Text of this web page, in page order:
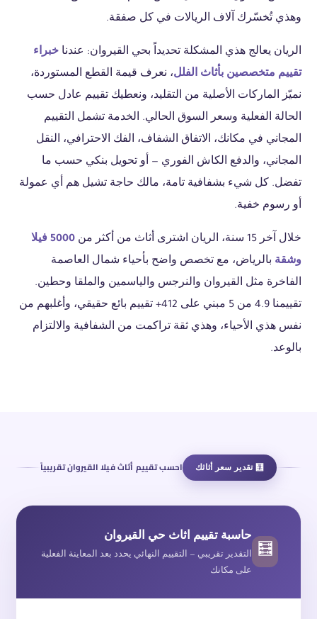
وهذي تُخسّرك آلاف الريالات في كل صفقة.
الريان يعالج هذي المشكلة تحديداً بحي القيروان: عندنا خبراء
تقييم متخصصين بأثاث الفلل، نعرف قيمة القطع المستوردة،
نميّز الماركات الأصلية من التقليد، ونعطيك تقييم عادل حسب
الحالة الفعلية وسعر السوق الحالي. الخدمة تشمل التقييم
المجاني في مكانك، الاتفاق الشفاف، الفك الاحترافي، النقل
المجاني، والدفع الكاش الفوري — أو تحويل بنكي حسب ما
تفضل. كل شيء بشفافية تامة، مالك حاجة تشيل هم أي عمولة
أو رسوم خفية.
خلال آخر 15 سنة، الريان اشترى أثاث من أكثر من
5000 فيلا
وشقة بالرياض، مع تخصص واضح بأحياء شمال العاصمة
الفاخرة مثل القيروان والنرجس والياسمين والملقا وحطين.
تقييمنا 4.9 من 5 مبني على 412+ تقييم بائع حقيقي، وأغلبهم من
نفس هذي الأحياء، وهذي ثقة تراكمت من الشفافية والالتزام
بالوعد.
🧮 تقدير سعر أثاثك احسب تقييم أثاث فيلا القيروان تقريبياً
🧮
حاسبة تقييم اثاث حي القيروان
التقدير تقريبي — التقييم النهائي يحدد بعد المعاينة الفعلية
على مكانك